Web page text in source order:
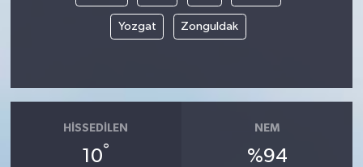
Yozgat Zonguldak
HISSEDILEN
10°
NEM
%94